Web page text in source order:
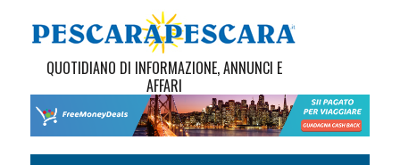
QUOTIDIANO DI INFORMAZIONE, ANNUNCI E
AFFARI